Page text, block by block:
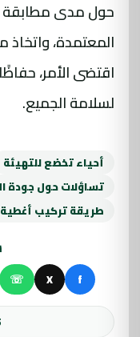
حول مدى مطابقة
المعتمدة، واتخاذ
اقتضى الأمر،
لسلامة الجميع.
أحياء تخضع للتهيئة
تساؤلات حول جودة
طريقة تركيب أغطية
f
X
☏